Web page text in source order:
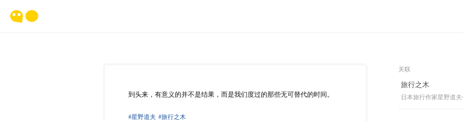
到头来，有意义的并不是结果，而是我们度过的那些无可替代的时间。
#星野道夫 #旅行之木
关联
旅行之木
日本旅行作家星野道